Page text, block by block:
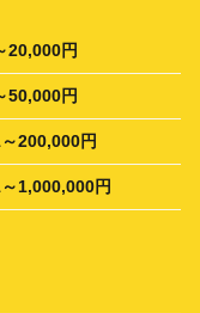
20,000円
50,000円
200,000円
1,000,000円